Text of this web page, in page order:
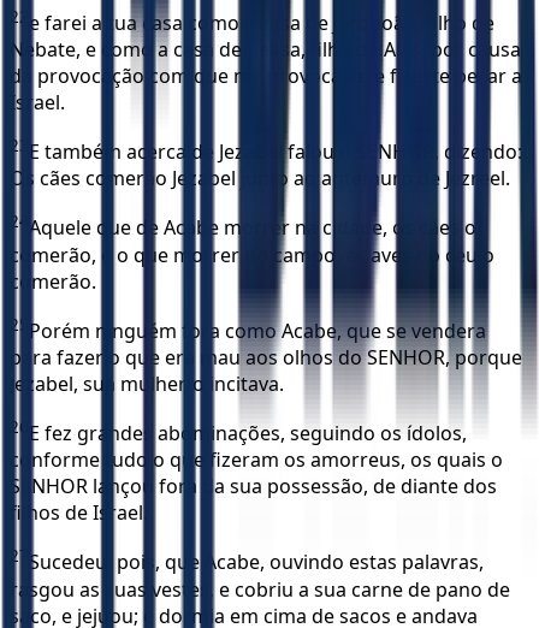
22 e farei a tua casa como a casa de Jeroboão, filho de
Nebate, e como a casa de Baasa, filho de Aías, por causa
da provocação com que me provocaste e fizeste pecar a
Israel.
23 E também acerca de Jezabel falou o SENHOR, dizendo:
Os cães comerão Jezabel junto ao antemuro de Jezreel.
24 Aquele que de Acabe morrer na cidade, os cães o
comerão, e o que morrer no campo, as aves do céu o
comerão.
25 Porém ninguém fora como Acabe, que se vendera
para fazer o que era mau aos olhos do SENHOR, porque
Jezabel, sua mulher, o incitava.
26 E fez grandes abominações, seguindo os ídolos,
conforme tudo o que fizeram os amorreus, os quais o
SENHOR lançou fora da sua possessão, de diante dos
filhos de Israel.
27 Sucedeu, pois, que Acabe, ouvindo estas palavras,
rasgou as suas vestes, e cobriu a sua carne de pano de
saco, e jejuou; e dormia em cima de sacos e andava